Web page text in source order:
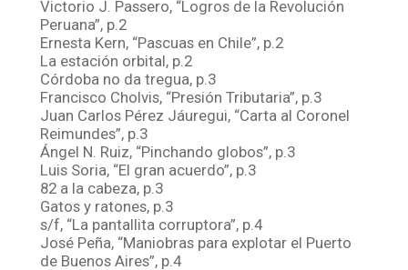
Victorio J. Passero, “Logros de la Revolución
Peruana”, p.2
Ernesta Kern, “Pascuas en Chile”, p.2
La estación orbital, p.2
Córdoba no da tregua, p.3
Francisco Cholvis, “Presión Tributaria”, p.3
Juan Carlos Pérez Jáuregui, “Carta al Coronel
Reimundes”, p.3
Ángel N. Ruiz, “Pinchando globos”, p.3
Luis Soria, “El gran acuerdo”, p.3
82 a la cabeza, p.3
Gatos y ratones, p.3
s/f, “La pantallita corruptora”, p.4
José Peña, “Maniobras para explotar el Puerto
de Buenos Aires”, p.4